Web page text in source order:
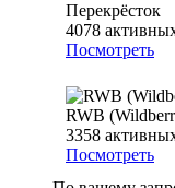
Перекрёсток
4078
Посмотреть
RWB
3358
Посмотреть